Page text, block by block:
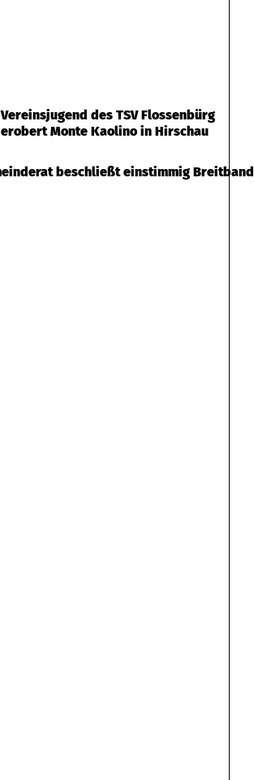
Vereinsjugend des TSV Flossenbürg
erobert Monte Kaolino in Hirschau